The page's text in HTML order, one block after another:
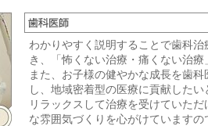
わかりやすく説明することで歯科
き、「怖くない治療・痛くない治
また、お子様の健やかな成長を歯
し、地域密着型の医療に貢献した
リラックスして治療を受けていた
な雰囲気づくりを心がけています